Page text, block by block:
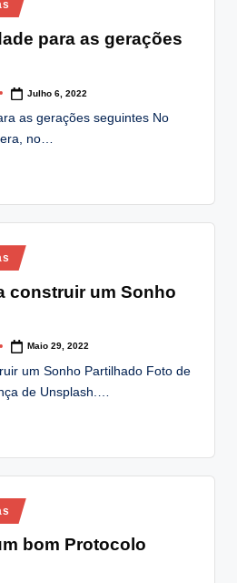
para as gerações
Julho 6, 2022
as gerações seguintes No
era, no…
construir um Sonho
Maio 29, 2022
um Sonho Partilhado Foto de
de Unsplash.…
bom Protocolo